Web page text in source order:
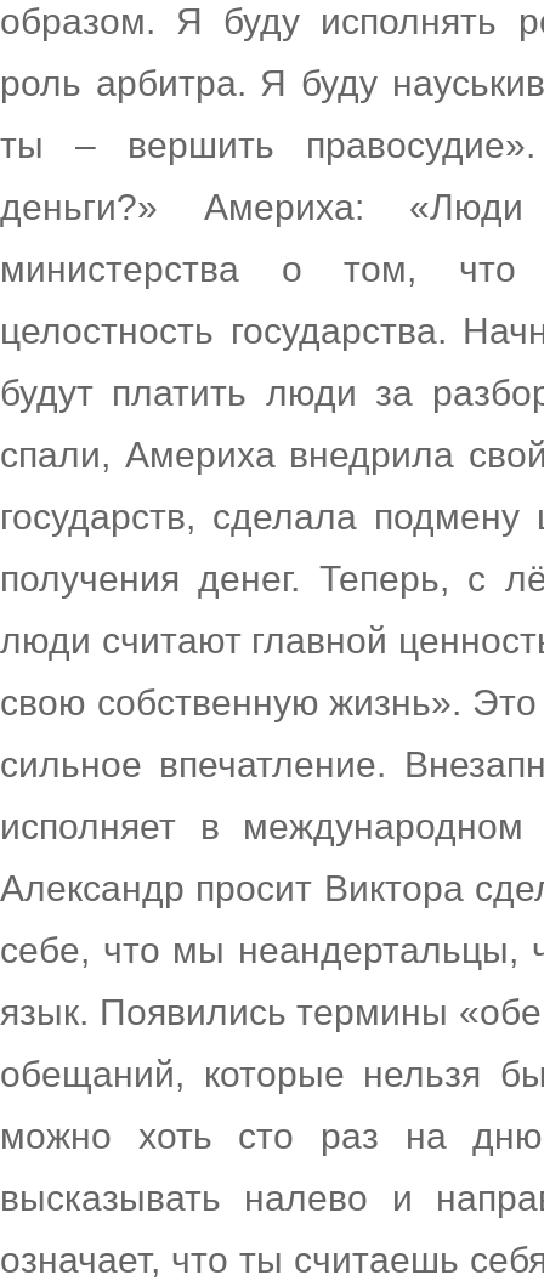
образом. Я буду исполнять
роль арбитра. Я буду
ты – вершить
деньги?» Америха: «Люди
министерства о том, что
целостность государства.
будут платить люди за
спали, Америха внедрила
государств, сделала
получения денег. Теперь, с
люди считают главной
свою собственную жизнь».
сильное впечатление.
исполняет в международном
Александр просит Виктора
себе, что мы неандертальцы,
язык. Появились термины
обещаний, которые нельзя
можно хоть сто раз на
высказывать налево и
означает, что ты считаешь